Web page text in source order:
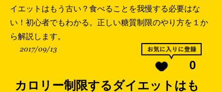
イエットはもう古い？食べることを我慢する必要はな
い！初心者でもわかる。正しい糖質制限のやり方を１か
ら解説します。
2017/09/13
0
カロリー制限するダイエットはも